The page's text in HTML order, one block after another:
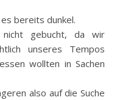
bereits dunkel.
gebucht, da wir
unseres Tempos
wollten in Sachen
also auf die Suche